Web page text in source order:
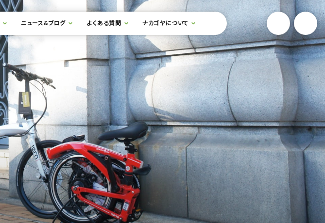
ニュース&ブログ よくある質問 ナカゴヤについて 検索フォームを開閉する YouTube